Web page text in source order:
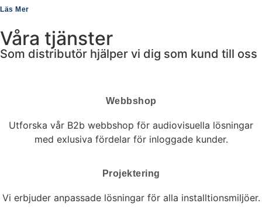
Läs Mer
Våra tjänster
Som distributör hjälper vi dig som kund till oss
Webbshop
Utforska vår B2b webbshop för audiovisuella lösningar
med exlusiva fördelar för inloggade kunder.
Projektering
Vi erbjuder anpassade lösningar för alla installtionsmiljöer.